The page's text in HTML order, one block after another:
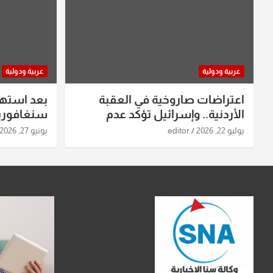
عربية ودولية
اعتراضات صاروخية في العقبة
الأردنية.. وإسرائيل تؤكد عدم
استهدافها
يوليو 22, 2026 editor
عربية ودولية
بعد
ومواقع
يونيو 27, 2026